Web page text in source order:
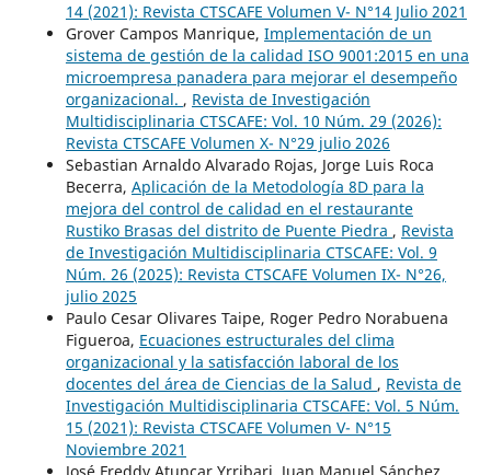
14 (2021): Revista CTSCAFE Volumen V- N°14 Julio 2021
Grover Campos Manrique, Implementación de un
sistema de gestión de la calidad ISO 9001:2015 en una
microempresa panadera para mejorar el desempeño
organizacional. , Revista de Investigación
Multidisciplinaria CTSCAFE: Vol. 10 Núm. 29 (2026):
Revista CTSCAFE Volumen X- N°29 julio 2026
Sebastian Arnaldo Alvarado Rojas, Jorge Luis Roca
Becerra, Aplicación de la Metodología 8D para la
mejora del control de calidad en el restaurante
Rustiko Brasas del distrito de Puente Piedra , Revista
de Investigación Multidisciplinaria CTSCAFE: Vol. 9
Núm. 26 (2025): Revista CTSCAFE Volumen IX- N°26,
julio 2025
Paulo Cesar Olivares Taipe, Roger Pedro Norabuena
Figueroa, Ecuaciones estructurales del clima
organizacional y la satisfacción laboral de los
docentes del área de Ciencias de la Salud , Revista de
Investigación Multidisciplinaria CTSCAFE: Vol. 5 Núm.
15 (2021): Revista CTSCAFE Volumen V- N°15
Noviembre 2021